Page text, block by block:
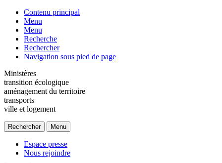
Contenu principal
Menu
Menu
Recherche
Rechercher
Navigation sous pied de page
Ministères
transition écologique
aménagement du territoire
transports
ville et logement
Rechercher Menu
Espace presse
Nous rejoindre